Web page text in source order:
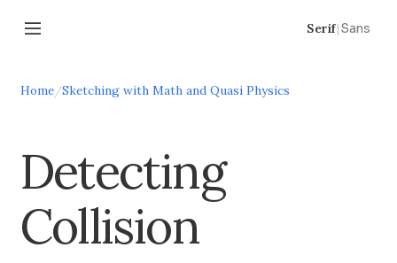
Serif|Sans
Home/Sketching with Math and Quasi Physics
Detecting
Collision